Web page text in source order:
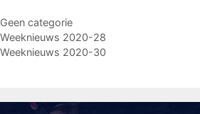
Geen categorie
Weeknieuws 2020-28
Weeknieuws 2020-30